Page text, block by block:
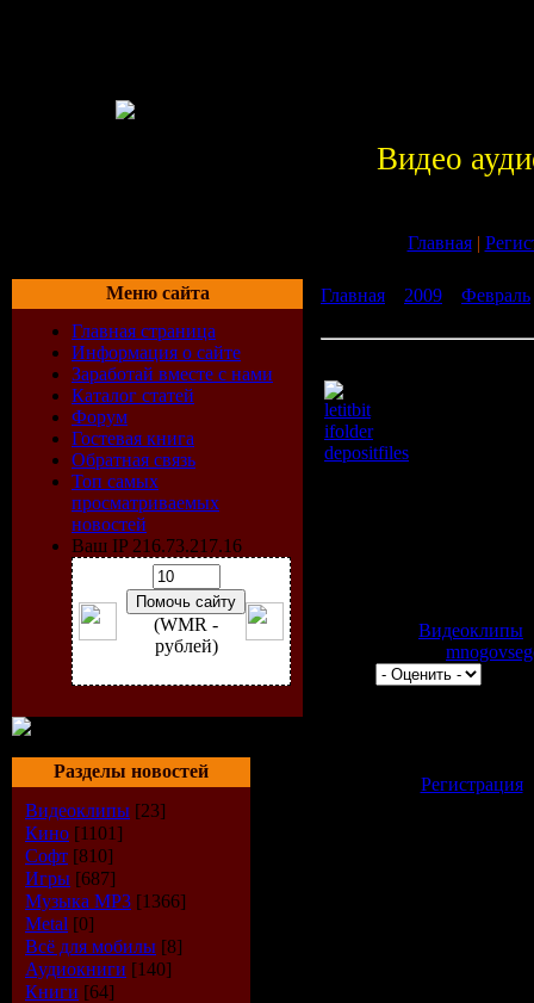
Видео
Главная|
Меню сайта
Главная страница
Информация о сайте
Заработай вместе с нами
Каталог статей
Форум
Гостевая книга
Обратная связь
Топ самых
просматриваемых
новостей
Ваш IP 216.73.217.16
(WMR -
рублей)
Разделы новостей
Видеоклипы [23]
Кино [1101]
Софт [810]
Игры [687]
Музыка МР3 [1366]
Metal [0]
Всё для мобилы [8]
Аудиокниги [140]
Книги [64]
Главная 2009
Февраль
letitbit
ifolder
depositfiles
Видеоклипы
Регистрация